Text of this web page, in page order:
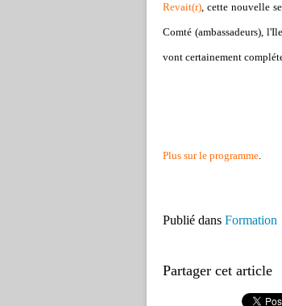
Revait(r), cette nouvelle
Comté (ambassadeurs),
vont certainement
Plus sur le programme.
Publié dans Formation
Partager cet article